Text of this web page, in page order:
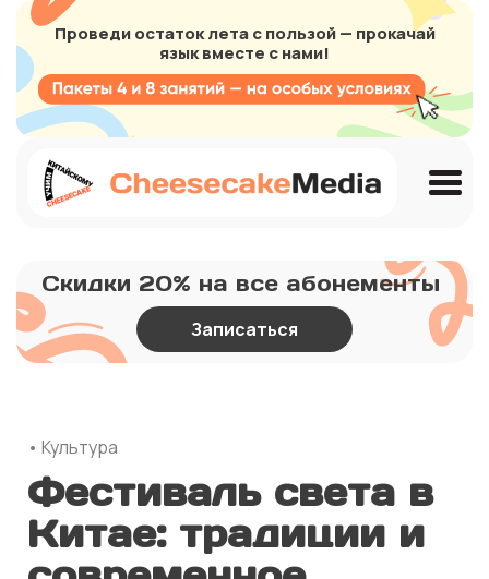
Проведи остаток лета с пользой — прокачай
язык вместе с нами!
Скидки 20% на все абонементы
Записаться
• Культура
Фестиваль света в
Китае: традиции и